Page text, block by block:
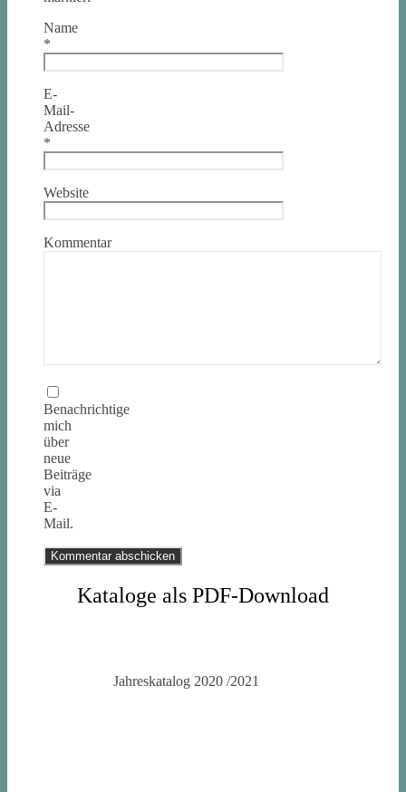
Name
*
E-
Mail-
Adresse
*
Website
Kommentar
Benachrichtige
mich
über
neue
Beiträge
via
E-
Mail.
Kataloge als PDF-Download
Jahreskatalog 2020 /2021